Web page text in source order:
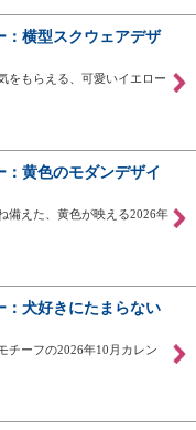
：横型スクウェアデザ
をもらえる、可愛いイエロー
：黄色のモダンデザイ
備えた、黄色が映える2026年
：犬好きにたまらない
チーフの2026年10月カレン